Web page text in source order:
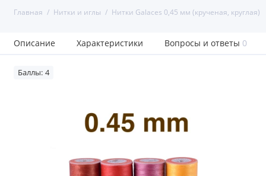
Главная Нитки и иглы Нитки Galaces 0,45 мм (крученая, круглая)
Описание Характеристики Вопросы и ответы 0
Баллы: 4